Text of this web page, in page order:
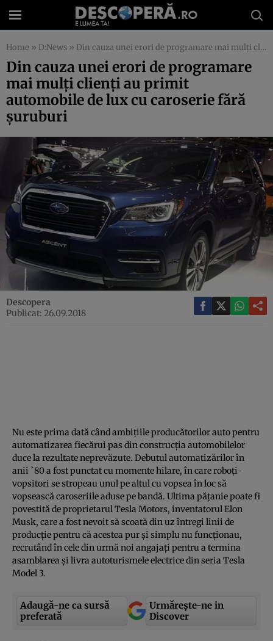
Home » D:News » Din cauza unei erori de programare mai mulţi clienţi au primit automobile de lux cu caroserie fără şuruburi
Din cauza unei erori de programare
mai mulţi clienţi au primit
automobile de lux cu caroserie fără
şuruburi
Descopera
Publicat: 26.09.2018
Nu este prima dată când ambiţiile producătorilor auto pentru
automatizarea fiecărui pas din construcţia automobilelor
duce la rezultate neprevăzute. Debutul automatizărilor în
anii `80 a fost punctat cu momente hilare, în care roboţi-
vopsitori se stropeau unul pe altul cu vopsea în loc să
vopsească caroseriile aduse pe bandă. Ultima păţanie poate fi
povestită de proprietarul Tesla Motors, inventatorul Elon
Musk, care a fost nevoit să scoată din uz întregi linii de
producţie pentru că acestea pur şi simplu nu funcţionau,
recrutând în cele din urmă noi angajaţi pentru a termina
asamblarea şi livra autoturismele electrice din seria Tesla
Model 3.
Adaugă-ne ca sursă
preferată
Urmărește-ne in
Discover